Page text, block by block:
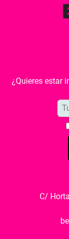
¿Quieres estar
C/